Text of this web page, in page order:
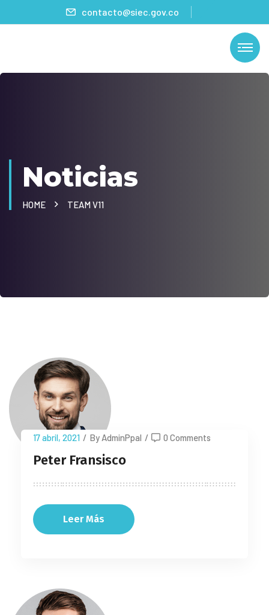
contacto@siec.gov.co
Noticias
HOME TEAM V11
17 abril, 2021 / By AdminPpal / 0 Comments
Peter Fransisco
Leer Más